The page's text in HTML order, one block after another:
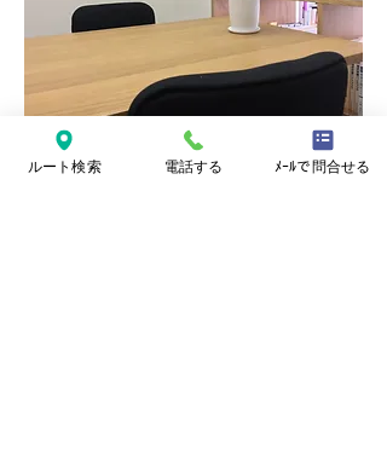
ルート検索 電話する ﾒｰﾙで問合せる